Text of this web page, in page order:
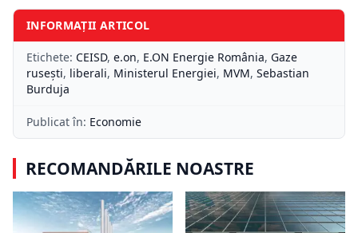
INFORMAȚII ARTICOL
Etichete: CEISD, e.on, E.ON Energie România, Gaze
rusești, liberali, Ministerul Energiei, MVM, Sebastian
Burduja
Publicat în: Economie
RECOMANDĂRILE NOASTRE